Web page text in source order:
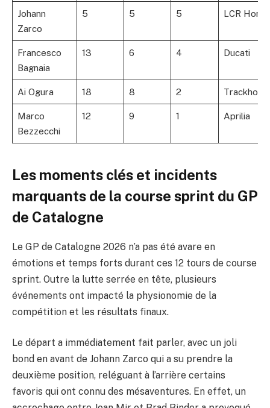
Johann
Zarco
5 5 5 LCR
Francesco
Bagnaia
13 6 4 Ducati
Ai Ogura 18 8 2
Marco
Bezzecchi
12 9 1 Aprilia
Les moments clés et incidents
marquants de la course sprint du GP
de Catalogne
Le GP de Catalogne 2026 n’a pas été avare en
émotions et temps forts durant ces 12 tours de course
sprint. Outre la lutte serrée en tête, plusieurs
événements ont impacté la physionomie de la
compétition et les résultats finaux.
Le départ a immédiatement fait parler, avec un joli
bond en avant de Johann Zarco qui a su prendre la
deuxième position, reléguant à l’arrière certains
favoris qui ont connu des mésaventures. En effet, un